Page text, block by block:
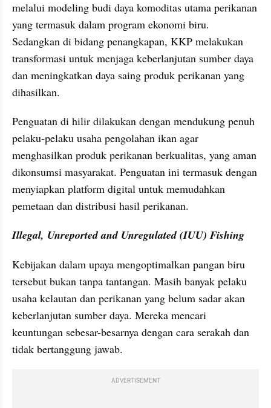
melalui modeling budi daya komoditas utama perikanan
yang termasuk dalam program ekonomi biru.
Sedangkan di bidang penangkapan, KKP melakukan
transformasi untuk menjaga keberlanjutan sumber daya
dan meningkatkan daya saing produk perikanan yang
dihasilkan.
Penguatan di hilir dilakukan dengan mendukung penuh
pelaku-pelaku usaha pengolahan ikan agar
menghasilkan produk perikanan berkualitas, yang aman
dikonsumsi masyarakat. Penguatan ini termasuk dengan
menyiapkan platform digital untuk memudahkan
pemetaan dan distribusi hasil perikanan.
Illegal, Unreported and Unregulated (IUU) Fishing
Kebijakan dalam upaya mengoptimalkan pangan biru
tersebut bukan tanpa tantangan. Masih banyak pelaku
usaha kelautan dan perikanan yang belum sadar akan
keberlanjutan sumber daya. Mereka mencari
keuntungan sebesar-besarnya dengan cara serakah dan
tidak bertanggung jawab.
ADVERTISEMENT